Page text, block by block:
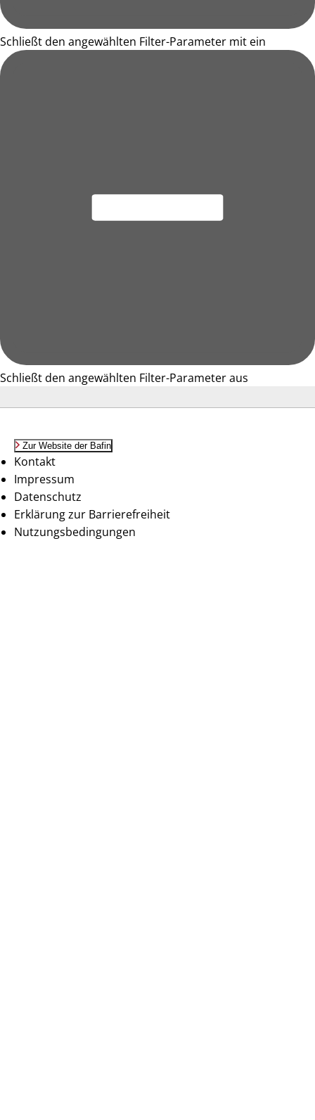
Schließt den angewählten Filter-Parameter mit ein
Schließt den angewählten Filter-Parameter aus
Zur Website der Bafin
Kontakt
Impressum
Datenschutz
Erklärung zur Barrierefreiheit
Nutzungsbedingungen